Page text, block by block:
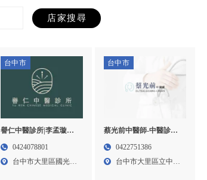
台中市
譽仁中醫診所|李孟璇醫
師-中醫診所,台中中醫診
中醫傷科推薦,台中針灸
0424078801
台中市大里區國光路
台中市
蔡光前中醫師-中醫診所,
鼻炎治療門診,台中中醫
0422751386
台中市大里區立中街